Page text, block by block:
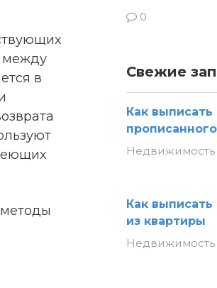
между
в
0
Свежие
Как выписать
Недвижимость
Как
из квартиры
Недвижимость